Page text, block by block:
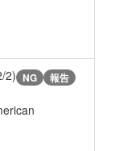
2) NG 報告